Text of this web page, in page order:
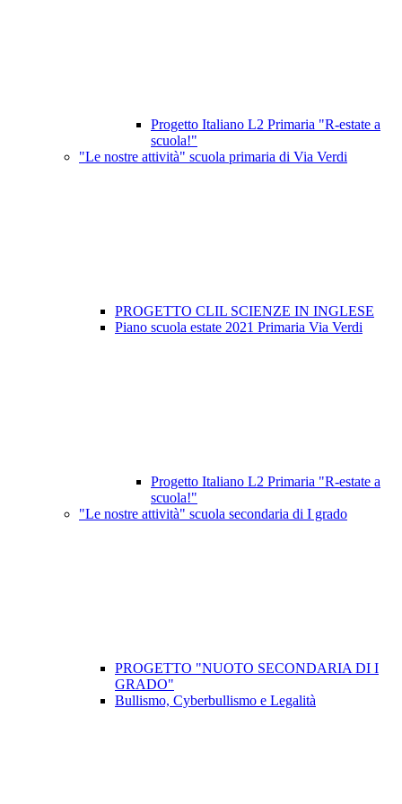
Progetto Italiano L2 Primaria "R-estate a
scuola!"
"Le nostre attività" scuola primaria di Via Verdi
PROGETTO CLIL SCIENZE IN INGLESE
Piano scuola estate 2021 Primaria Via Verdi
Progetto Italiano L2 Primaria "R-estate a
scuola!"
"Le nostre attività" scuola secondaria di I grado
PROGETTO "NUOTO SECONDARIA DI I
GRADO"
Bullismo, Cyberbullismo e Legalità